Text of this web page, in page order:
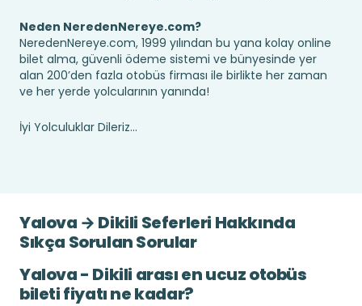
Neden NeredenNereye.com?
NeredenNereye.com, 1999 yılından bu yana kolay online
bilet alma, güvenli ödeme sistemi ve bünyesinde yer
alan 200’den fazla otobüs firması ile birlikte her zaman
ve her yerde yolcularının yanında!
İyi Yolculuklar Dileriz...
Yalova → Dikili Seferleri Hakkında
Sıkça Sorulan Sorular
Yalova - Dikili arası en ucuz otobüs
bileti fiyatı ne kadar?